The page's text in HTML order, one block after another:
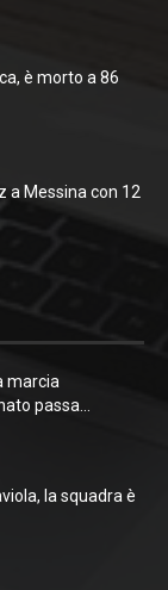
è morto a 86
a Messina con 12
marcia
passa...
la squadra è